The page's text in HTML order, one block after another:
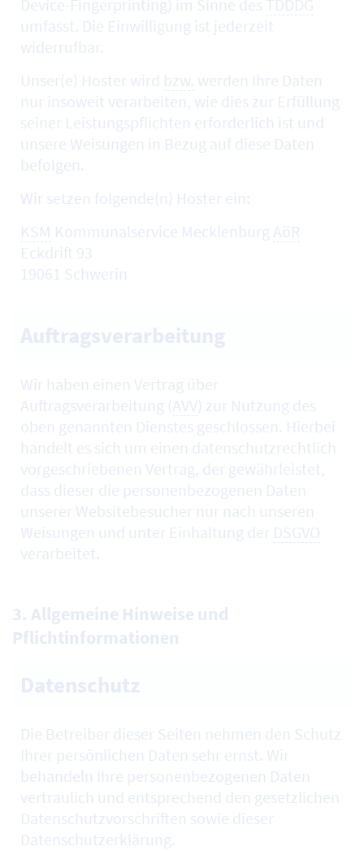
Device-Fingerprinting) im Sinne des TDDDG
umfasst. Die Einwilligung ist jederzeit
widerrufbar.
Unser(e) Hoster wird bzw. werden Ihre Daten
nur insoweit verarbeiten, wie dies zur Erfüllung
seiner Leistungspflichten erforderlich ist und
unsere Weisungen in Bezug auf diese Daten
befolgen.
Wir setzen folgende(n) Hoster ein:
KSM Kommunalservice Mecklenburg AöR
Eckdrift 93
19061 Schwerin
Wir haben einen Vertrag über
Auftragsverarbeitung (AVV) zur Nutzung des
oben genannten Dienstes geschlossen. Hierbei
handelt es sich um einen datenschutzrechtlich
vorgeschriebenen Vertrag, der gewährleistet,
dass dieser die personenbezogenen Daten
unserer Websitebesucher nur nach unseren
Weisungen und unter Einhaltung der DSGVO
verarbeitet.
3. Allgemeine Hinweise und
Pflichtinformationen
Die Betreiber dieser Seiten nehmen den Schutz
Ihrer persönlichen Daten sehr ernst. Wir
behandeln Ihre personenbezogenen Daten
vertraulich und entsprechend den gesetzlichen
Datenschutzvorschriften sowie dieser
Datenschutzerklärung.